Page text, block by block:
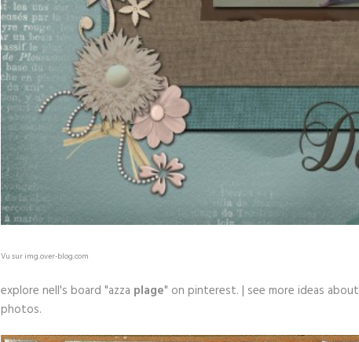
Vu sur img.over-blog.com
explore nell's board "azza plage" on pinterest. | see more ideas about
photos.